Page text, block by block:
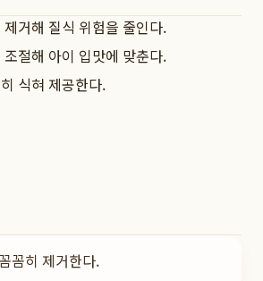
거해 질식 위험을 줄인다.
절해 아이 입맛에 맞춘다.
식혀 제공한다.
꼼히 제거한다.